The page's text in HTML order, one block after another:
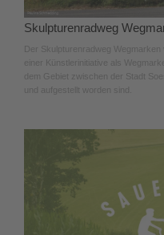
Skulpturenradweg
Der Skulpturenradweg Wegmarken
einer Künstlerinitiative als
dem Gebiet zwischen der Stadt
und aufgestellt worden sind.